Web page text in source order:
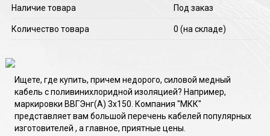
Наличие товара Под заказ
Количество товара 0(на складе)
Ищете, где купить, причем недорого, силовой медный
кабель с поливинихлоридной изоляцией? Например,
маркировки ВВГЭнг(A) 3х150. Компания "МКК"
представляет вам большой перечень кабелей популярных
изготовителей , а главное, приятные цены.